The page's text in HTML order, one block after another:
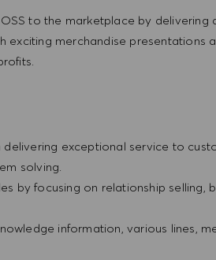
to the marketplace by delivering
exciting merchandise presentations
exceptional service to
solving.
by focusing on relationship selling,
information, various lines,